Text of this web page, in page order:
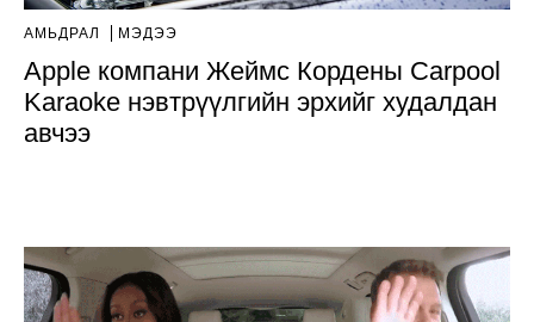
АМЬДРАЛ МЭДЭЭ
Apple компани Жеймс Кордены Carpool
Karaoke нэвтрүүлгийн эрхийг худалдан
авчээ